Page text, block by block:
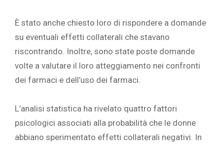
È stato anche chiesto loro di rispondere a domande
su eventuali effetti collaterali che stavano
riscontrando. Inoltre, sono state poste domande
volte a valutare il loro atteggiamento nei confronti
dei farmaci e dell’uso dei farmaci.
L’analisi statistica ha rivelato quattro fattori
psicologici associati alla probabilità che le donne
abbiano sperimentato effetti collaterali negativi. In